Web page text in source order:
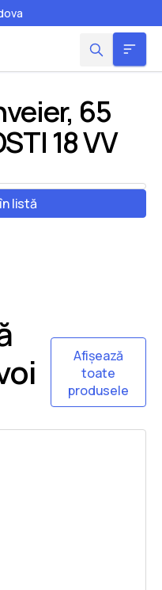
65
18 VV
listă
Afișează
toate
produsele